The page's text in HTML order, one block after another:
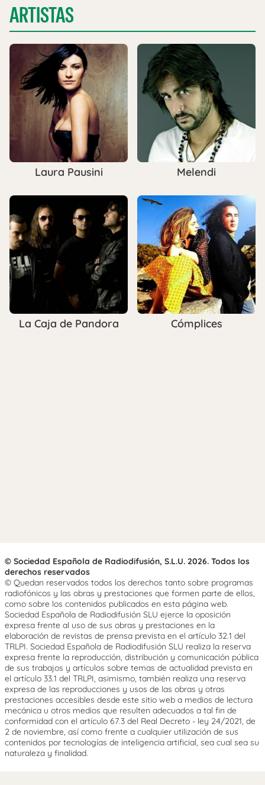
ARTISTAS
Laura Pausini Melendi
La Caja de Pandora Cómplices
© Sociedad Española de Radiodifusión, S.L.U. 2026. Todos los
derechos reservados
© Quedan reservados todos los derechos tanto sobre programas
radiofónicos y las obras y prestaciones que formen parte de ellos,
como sobre los contenidos publicados en esta página web.
Sociedad Española de Radiodifusión SLU ejerce la oposición
expresa frente al uso de sus obras y prestaciones en la
elaboración de revistas de prensa prevista en el artículo 32.1 del
TRLPI. Sociedad Española de Radiodifusión SLU realiza la reserva
expresa frente la reproducción, distribución y comunicación pública
de sus trabajos y artículos sobre temas de actualidad prevista en
el artículo 33.1 del TRLPI, asimismo, también realiza una reserva
expresa de las reproducciones y usos de las obras y otras
prestaciones accesibles desde este sitio web a medios de lectura
mecánica u otros medios que resulten adecuados a tal fin de
conformidad con el artículo 67.3 del Real Decreto - ley 24/2021, de
2 de noviembre, así como frente a cualquier utilización de sus
contenidos por tecnologías de inteligencia artificial, sea cual sea su
naturaleza y finalidad.